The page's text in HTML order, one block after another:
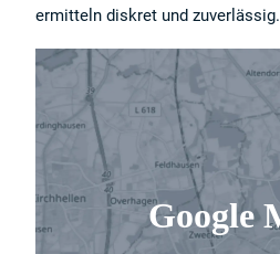
ermitteln diskret und zuverlässig.